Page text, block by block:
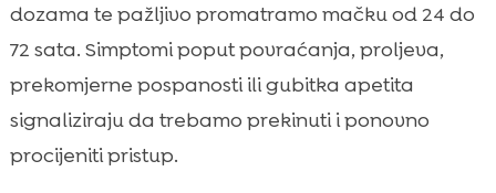
dozama te pažljivo promatramo mačku od 24 do
72 sata. Simptomi poput povraćanja, proljeva,
prekomjerne pospanosti ili gubitka apetita
signaliziraju da trebamo prekinuti i ponovno
procijeniti pristup.